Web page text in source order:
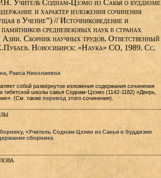
Учитель Соднам-Цзэмо из Сакья о буддизме
и характер изложения сочинения
в Учение”) // Источниковедение и
памятников средневековых наук в странах
Азии. Сборник научных трудов. Ответственный
Новосибирск: «Наука» СО, 1989. Сс.
Раиса Николаевна
собой развёрнутое изложения содержания сочинения
тибетской школы сакья Соднам-Цзэмо (1142-1182) «Дверь,
(См. также перевод этого сочинения).
«Учитель Соднам-Цзэмо из Сакья о буддизме
сборника